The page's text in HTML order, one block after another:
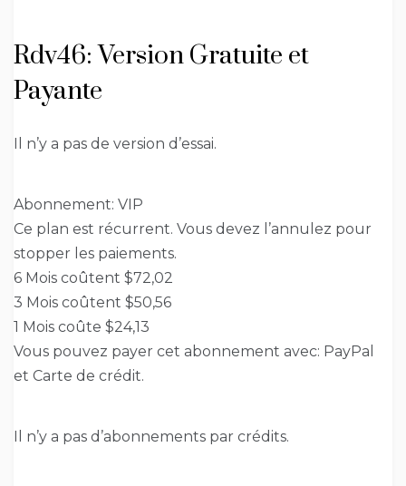
Rdv46: Version Gratuite et
Payante
Il n’y a pas de version d’essai.
Abonnement: VIP
Ce plan est récurrent. Vous devez l’annulez pour
stopper les paiements.
6 Mois coûtent $72,02
3 Mois coûtent $50,56
1 Mois coûte $24,13
Vous pouvez payer cet abonnement avec: PayPal
et Carte de crédit.
Il n’y a pas d’abonnements par crédits.